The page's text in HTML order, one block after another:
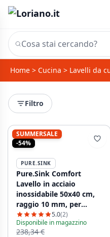
Home > Cucina > Lavelli da
Filtro
SUMMERSALE
-54%
PURE.SINK
Pure.Sink Comfort
Lavello in acciaio
inossidabile 50x40 cm,
raggio 10 mm, per
incasso, a filo piano e a
incasso PCM5040-02
5.0(2)
Disponibile in magazzino
238,34 €